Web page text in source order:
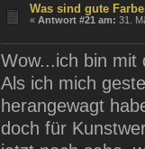
Was sind gute
«Antwort #21 am: 31.
Wow...ich bin mit
Als ich mich
herangewagt
doch für